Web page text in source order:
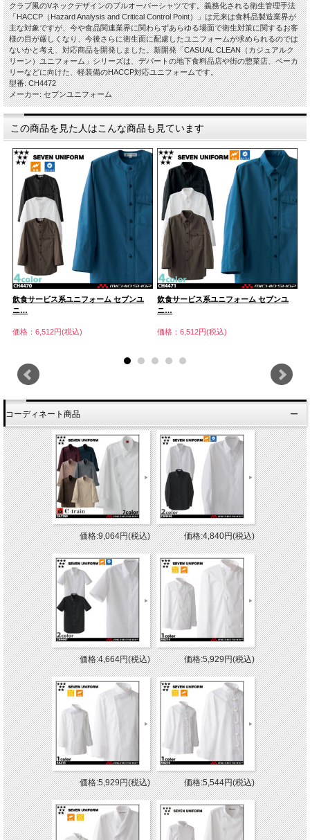
クラブ風のVネックデザインのプルオーバーシャツです。義務化される衛生管理手法
「HACCP（Hazard Analysis and Critical Control Point）」は元来は食料品製造業界が
主な対象ですが、今や食品関連業界に関わらずあらゆる場面で衛生対策に関するお客
様の目が厳しくなり、今後さらに衛生面に配慮したユニフォームが求められるのでは
ないかと考え、対応商品を開発しました。新開発「CASUAL CLEAN（カジュアルク
リーン）ユニフォーム」シリーズは、デパートの地下食料品店や街の惣菜店、ベーカ
リーなどに向けた、軽装備のHACCP対応ユニフォームです。
型番: CH4472
メーカー: セブンユニフォーム
この商品を見た人はこんな商品も見ています
飲食サービス系ユニフォーム セブンユ
ニ…
価格：6,512円(税込)
飲食サービス系ユニフォーム セブンユ
ニ…
価格：6,512円(税込)
コーディネート商品
価格:9,064円(税込) 価格:4,840円(税込)
価格:4,664円(税込) 価格:5,929円(税込)
価格:5,929円(税込) 価格:5,544円(税込)